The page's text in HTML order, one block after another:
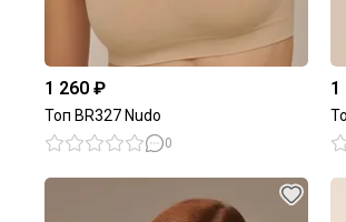
1 260 ₽
Топ BR327 Nudo
0
1